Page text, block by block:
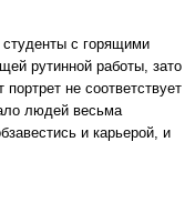
с горящими
рутинной работы, зато
не соответствует
людей весьма
и карьерой, и